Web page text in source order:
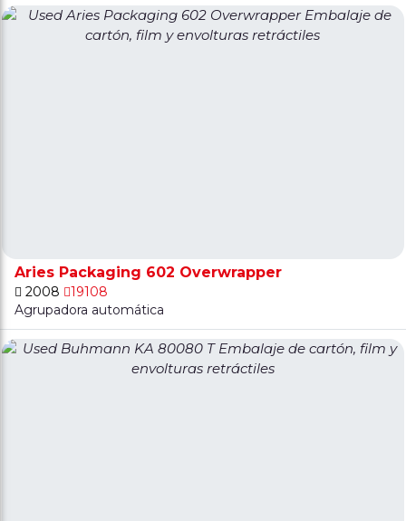
Aries Packaging 602 Overwrapper
2008
19108
Agrupadora automática